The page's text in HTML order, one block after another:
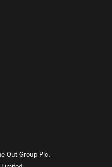
Out Group Plc.